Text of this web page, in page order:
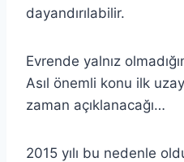
dayandırılabilir.
Evrende yalnız
Asıl önemli konu ilk
zaman açıklanacağı…
2015 yılı bu nedenle